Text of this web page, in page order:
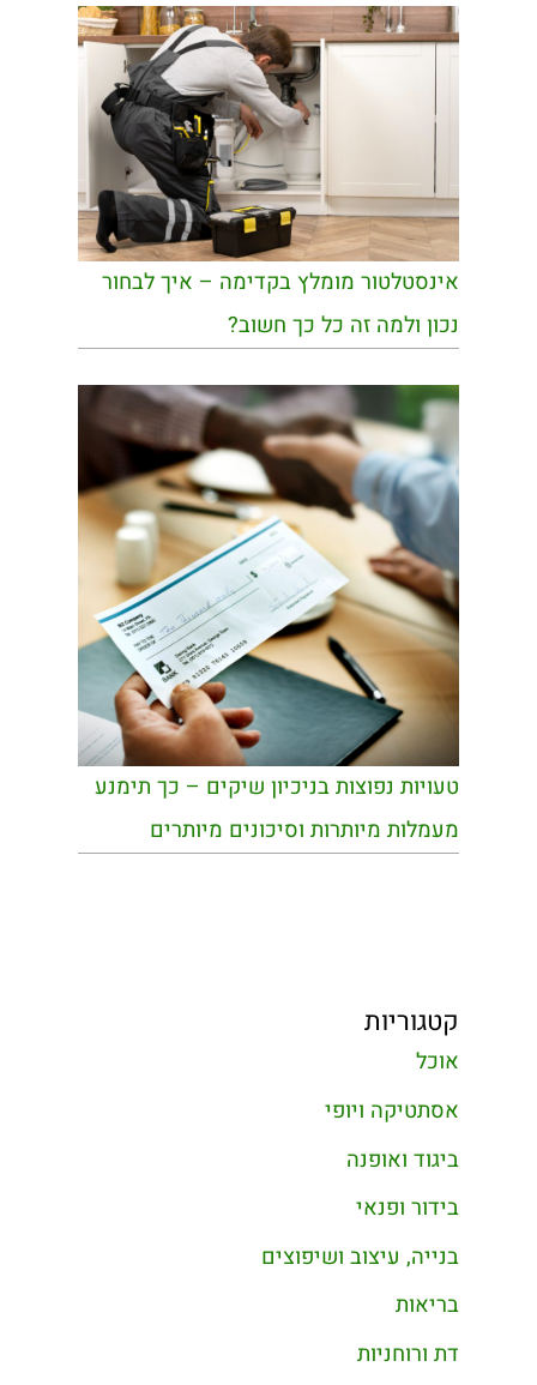
אינסטלטור מומלץ בקדימה – איך לבחור
נכון ולמה זה כל כך חשוב?
טעויות נפוצות בניכיון שיקים – כך תימנע
מעמלות מיותרות וסיכונים מיותרים
קטגוריות
אוכל
אסתטיקה ויופי
ביגוד ואופנה
בידור ופנאי
בנייה, עיצוב ושיפוצים
בריאות
דת ורוחניות